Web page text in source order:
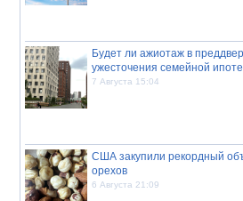
Будет ли ажиотаж в
ужесточения семейной
7 Августа 15:04
США закупили рекордный
орехов
6 Августа 21:09